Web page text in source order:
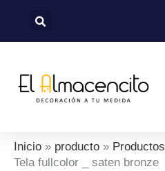
Inicio producto
Productos
Tela fullcolor _ saten bronze